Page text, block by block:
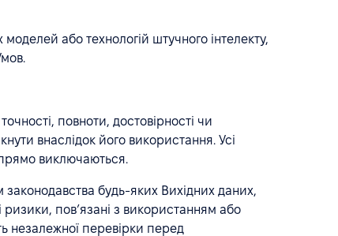
або технологій штучного інтелекту,
повноти, достовірності чи
внаслідок його використання. Усі
прямо виключаються.
законодавства будь-яких Вихідних даних,
ризики, пов’язані з використанням або
незалежної перевірки перед